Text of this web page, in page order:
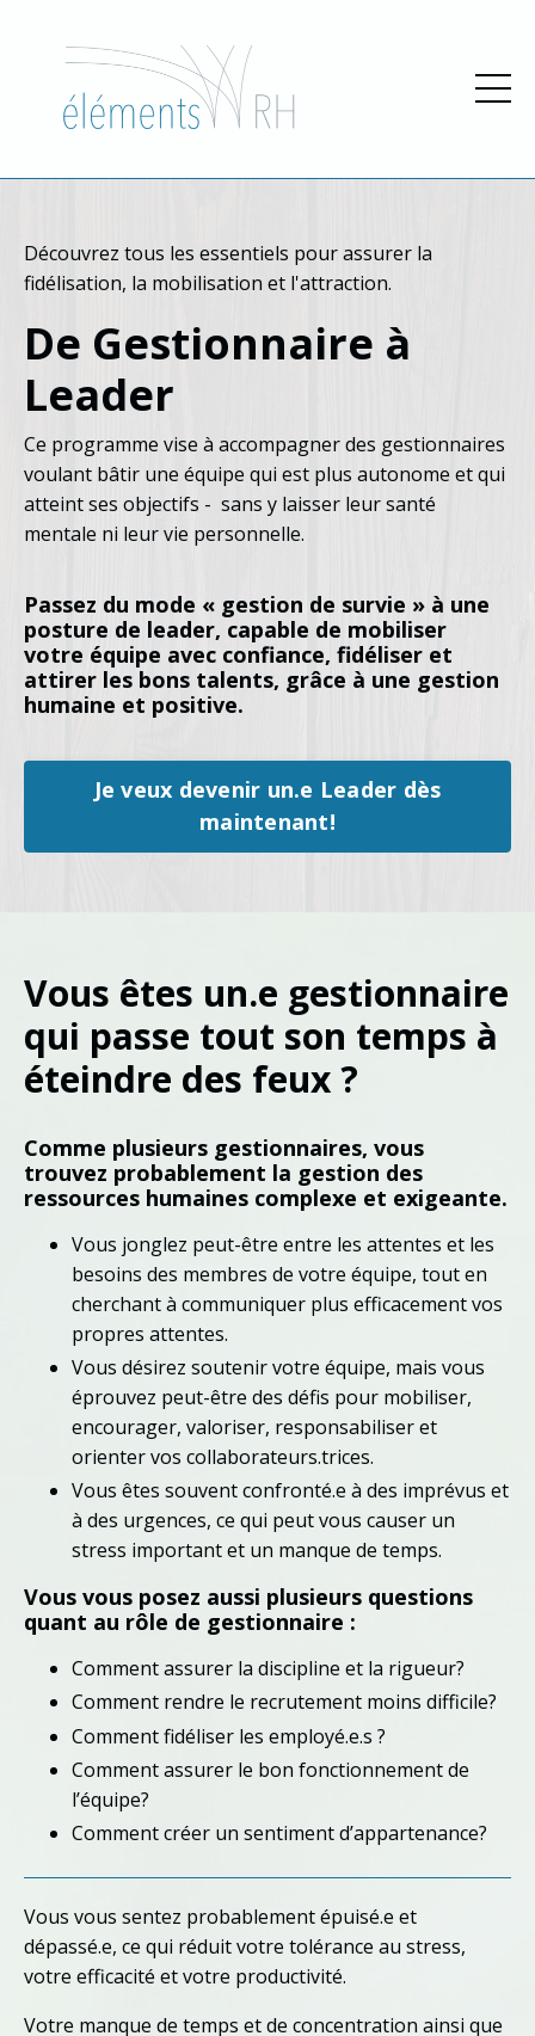
Découvrez tous les essentiels pour assurer la
fidélisation, la mobilisation et l'attraction.
De Gestionnaire à
Leader
Ce programme vise à accompagner des gestionnaires
voulant bâtir une équipe qui est plus autonome et qui
atteint ses objectifs - sans y laisser leur santé
mentale ni leur vie personnelle.
Passez du mode « gestion de survie » à une
posture de leader, capable de mobiliser
votre équipe avec confiance, fidéliser et
attirer les bons talents, grâce à une gestion
humaine et positive.
Je veux devenir un.e Leader dès
maintenant!
Vous êtes un.e gestionnaire
qui passe tout son temps à
éteindre des feux ?
Comme plusieurs gestionnaires, vous
trouvez probablement la gestion des
ressources humaines complexe et exigeante.
Vous jonglez peut-être entre les attentes et les
besoins des membres de votre équipe, tout en
cherchant à communiquer plus efficacement vos
propres attentes.
Vous désirez soutenir votre équipe, mais vous
éprouvez peut-être des défis pour mobiliser,
encourager, valoriser, responsabiliser et
orienter vos collaborateurs.trices.
Vous êtes souvent confronté.e à des imprévus et
à des urgences, ce qui peut vous causer un
stress important et un manque de temps.
Vous vous posez aussi plusieurs questions
quant au rôle de gestionnaire :
Comment assurer la discipline et la rigueur?
Comment rendre le recrutement moins difficile?
Comment fidéliser les employé.e.s ?
Comment assurer le bon fonctionnement de
l’équipe?
Comment créer un sentiment d’appartenance?
Vous vous sentez probablement épuisé.e et
dépassé.e, ce qui réduit votre tolérance au stress,
votre efficacité et votre productivité.
Votre manque de temps et de concentration ainsi que